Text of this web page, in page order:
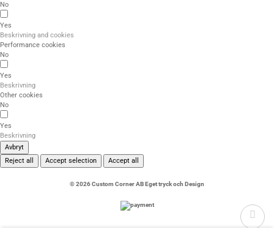
No
Yes
Beskrivning and cookies
Performance cookies
No
Yes
Beskrivning
Other cookies
No
Yes
Beskrivning
Avbryt
Reject all
Accept selection Accept all
© 2026 Custom Corner AB Eget tryck och Design